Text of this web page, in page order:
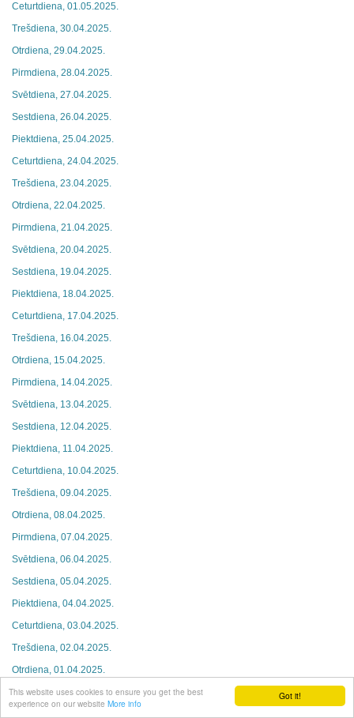
Got it!
This website uses cookies to ensure you get the best
experience on our website More info
Ceturtdiena, 01.05.2025.
Trešdiena, 30.04.2025.
Otrdiena, 29.04.2025.
Pirmdiena, 28.04.2025.
Svētdiena, 27.04.2025.
Sestdiena, 26.04.2025.
Piektdiena, 25.04.2025.
Ceturtdiena, 24.04.2025.
Trešdiena, 23.04.2025.
Otrdiena, 22.04.2025.
Pirmdiena, 21.04.2025.
Svētdiena, 20.04.2025.
Sestdiena, 19.04.2025.
Piektdiena, 18.04.2025.
Ceturtdiena, 17.04.2025.
Trešdiena, 16.04.2025.
Otrdiena, 15.04.2025.
Pirmdiena, 14.04.2025.
Svētdiena, 13.04.2025.
Sestdiena, 12.04.2025.
Piektdiena, 11.04.2025.
Ceturtdiena, 10.04.2025.
Trešdiena, 09.04.2025.
Otrdiena, 08.04.2025.
Pirmdiena, 07.04.2025.
Svētdiena, 06.04.2025.
Sestdiena, 05.04.2025.
Piektdiena, 04.04.2025.
Ceturtdiena, 03.04.2025.
Trešdiena, 02.04.2025.
Otrdiena, 01.04.2025.
Pirmdiena, 31.03.2025.